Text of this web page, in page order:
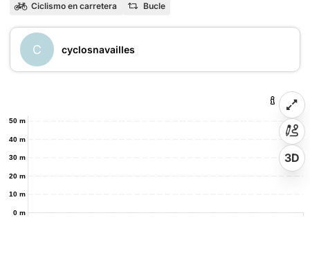
Ciclismo en carretera Bucle
C cyclosnavailles
0 m
10 m
20 m
30 m
40 m
50 m
3D